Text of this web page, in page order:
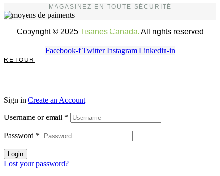
MAGASINEZ EN TOUTE SÉCURITÉ
Copyright © 2025 Tisanes Canada. All rights reserved
Facebook-f Twitter Instagram Linkedin-in
RETOUR
Sign in Create an Account
Username or email *
Password *
Login
Lost your password?